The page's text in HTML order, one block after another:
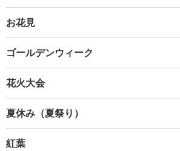
お花見
ゴールデンウィーク
花火大会
夏休み（夏祭り）
紅葉